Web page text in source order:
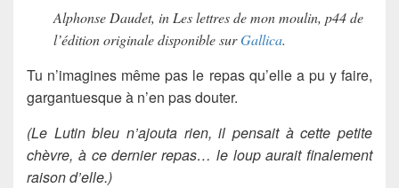
Alphonse Daudet, in Les lettres de mon moulin, p44 de
l’édition originale disponible surGallica.
Tu n’imagines même pas le repas qu’elle a pu y faire,
gargantuesque à n’en pas douter.
(Le Lutin bleu n’ajouta rien, il pensait à cette petite
chèvre, à ce dernier repas… le loup aurait finalement
raison d’elle.)